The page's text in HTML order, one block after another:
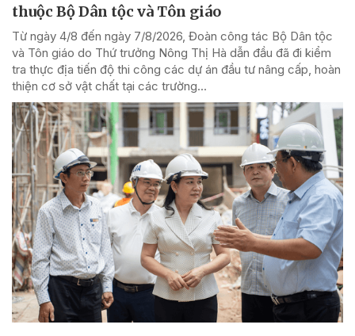
thuộc Bộ Dân tộc và Tôn giáo
Từ ngày 4/8 đến ngày 7/8/2026, Đoàn công tác Bộ Dân tộc
và Tôn giáo do Thứ trưởng Nông Thị Hà dẫn đầu đã đi kiểm
tra thực địa tiến độ thi công các dự án đầu tư nâng cấp, hoàn
thiện cơ sở vật chất tại các trường...